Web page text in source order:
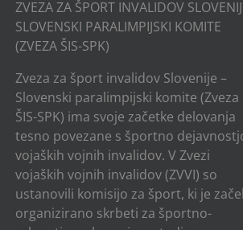
ZVEZA ZA ŠPORT INVALIDOV
SLOVENSKI PARALIMPIJSKI KOMITE
(ZVEZA ŠIS-SPK)
Zveza za šport invalidov Slovenije –
Slovenski paralimpijski komite (Zveza
ŠIS-SPK) ima svoje začetke delovanja
tesno povezane s športno
vojaških vojnih invalidov. V Zvezi
vojaških vojnih invalidov (ZVVI) so
ustanovili komisijo za šport, ki je
organizirano skrbeti za športno-